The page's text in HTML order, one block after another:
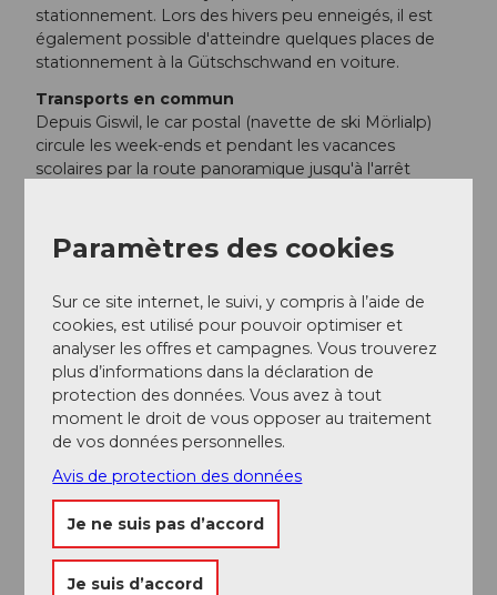
stationnement. Lors des hivers peu enneigés, il est
également possible d'atteindre quelques places de
stationnement à la Gütschschwand en voiture.
Transports en commun
Depuis Giswil, le car postal (navette de ski Mörlialp)
circule les week-ends et pendant les vacances
scolaires par la route panoramique jusqu'à l'arrêt
Auteur(e)
Organisation
Obwalden Tourismus
Consignes de sécurité
Ce parcours n'est pas balisé. Il est recommandé aux
visiteurs non familiers des lieux d'aborder le parcours
avec un guide.
Paramètres des cookies
Sur ce site internet, le suivi, y compris à l’aide de
cookies, est utilisé pour pouvoir optimiser et
analyser les offres et campagnes. Vous trouverez
plus d’informations dans la déclaration de
protection des données. Vous avez à tout
moment le droit de vous opposer au traitement
de vos données personnelles.
Avis de protection des données
Je ne suis pas d’accord
Je suis d’accord